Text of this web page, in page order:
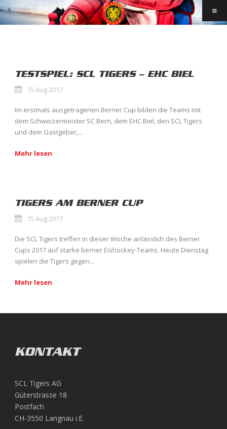
TESTSPIEL: SCL TIGERS – EHC BIEL
15 Aug 2017
Im erstmals ausgetragenen Berner Cup bilden die Teams mit
dem Schweizermeister SC Bern, dem EHC Biel, den SCL Tigers
und dem Gastgeber,...
Mehr lesen
TIGERS AM BERNER CUP
15 Aug 2017
Die SCL Tigers treffen in dieser Woche anlässlich des Berner
Cups 2017 auf starke berner Eishockey-Teams. Heute Dienstag
spielen die Tigers gegen...
Mehr lesen
KONTAKT
SCL Tigers AG
Güterstrasse 18
Postfach
CH-3550 Langnau i.E.